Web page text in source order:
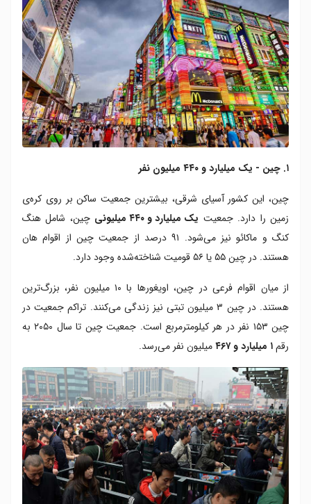
۱. چین - یک میلیارد و ۴۴۰ میلیون نفر
چین، این کشور آسیای شرقی، بیشترین جمعیت ساکن بر روی کره‌ی
زمین را دارد. جمعیت یک میلیارد و ۴۴۰ میلیونی
چین، شامل هنگ
کنگ و ماکائو نیز می‌شود. ۹۱ درصد از جمعیت چین از اقوام هان
هستند. در چین ۵۵ یا ۵۶ قومیت شناخته‌شده وجود دارد.
از میان اقوام فرعی در چین، اویغورها با ۱۰ میلیون نفر، بزرگ‌ترین
هستند. در چین ۳ میلیون تبتی نیز زندگی می‌کنند. تراکم جمعیت در
چین ۱۵۳ نفر در هر کیلومترمربع است. جمعیت چین تا سال ۲۰۵۰ به
رقم۱ میلیارد و ۴۶۷ میلیون نفر می‌رسد.